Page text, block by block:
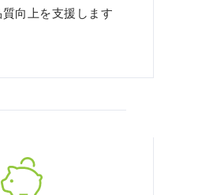
向上を支援します